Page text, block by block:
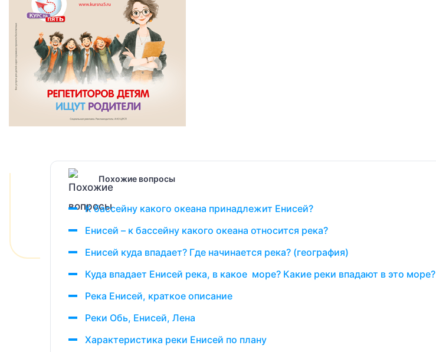
Похожие вопросы
К бассейну какого океана принадлежит Енисей?
Енисей – к бассейну какого океана относится река?
Енисей куда впадает? Где начинается река? (география)
Куда впадает Енисей река, в какое море? Какие реки впадают в это море?
Река Енисей, краткое описание
Реки Обь, Енисей, Лена
Характеристика реки Енисей по плану